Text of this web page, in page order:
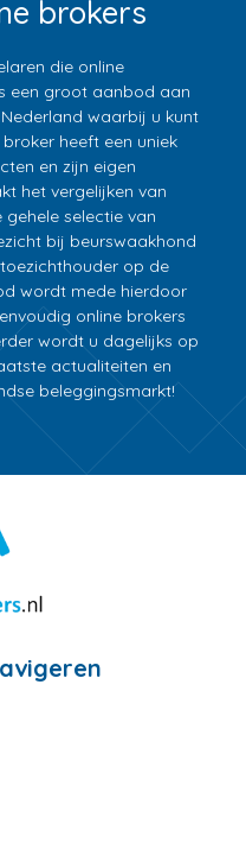
brokers
die online
een groot aanbod aan
waarbij u kunt
heeft een uniek
en zijn eigen
het vergelijken van
gehele selectie van
bij beurswaakhond
op de
wordt mede hierdoor
online brokers
wordt u dagelijks op
actualiteiten en
beleggingsmarkt!